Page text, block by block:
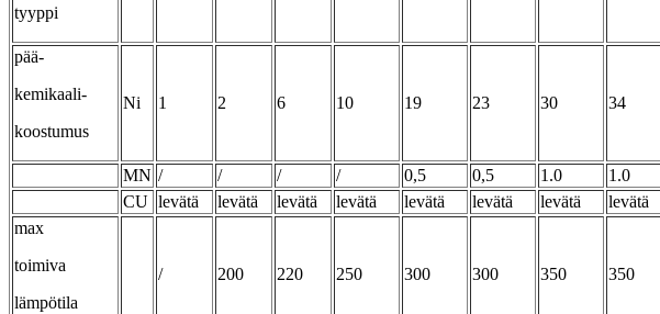
tyyppi
pää-
kemikaali-
koostumus
Ni 1 2 6 10 19 23 30 34
MN / / / / 0,5 0,5 1.0 1.0
CU levätä levätä levätä levätä levätä levätä levätä levätä
max
toimiva
lämpötila
/ 200 220 250 300 300 350 350